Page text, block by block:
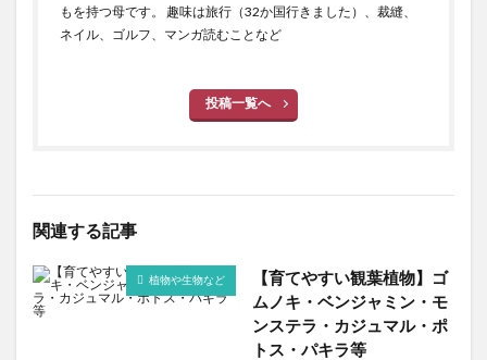
もを持つ母です。 趣味は旅行（32か国行きました）、裁縫、
ネイル、ゴルフ、マンガ読むことなど
投稿一覧へ
関連する記事
植物や生物など
【育てやすい観葉植物】ゴ
ムノキ・ベンジャミン・モ
ンステラ・カジュマル・ポ
トス・パキラ等